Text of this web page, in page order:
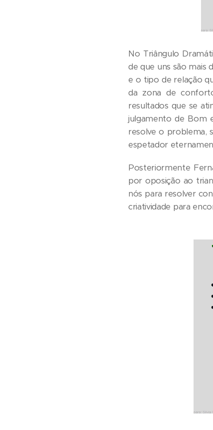
No Triângulo
de que uns são mais
e o tipo de relação
da zona de
resultados que se
julgamento de Bom
resolve o problema,
espetador
Posteriormente
por oposição ao
nós para resolver
criatividade para